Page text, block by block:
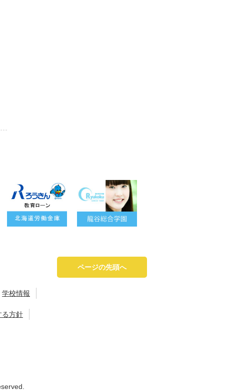
ページの先頭へ
学校情報
る方針